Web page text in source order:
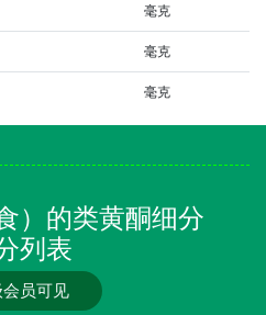
毫克
毫克
毫克
）的类黄酮细分
列表
员可见